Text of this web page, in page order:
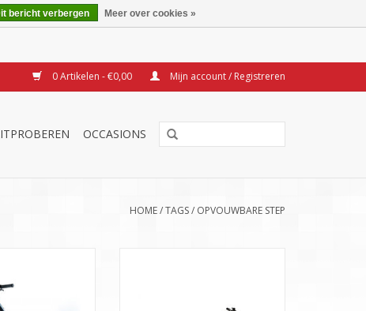
0 Artikelen - €0,00 Mijn account / Registreren
OCCASIONS
HOME/TAGS/ OPVOUWBARE STEP
bericht verbergen Meer over cookies »